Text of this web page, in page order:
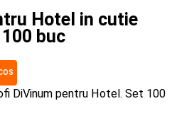
Hotel in cutie
buc